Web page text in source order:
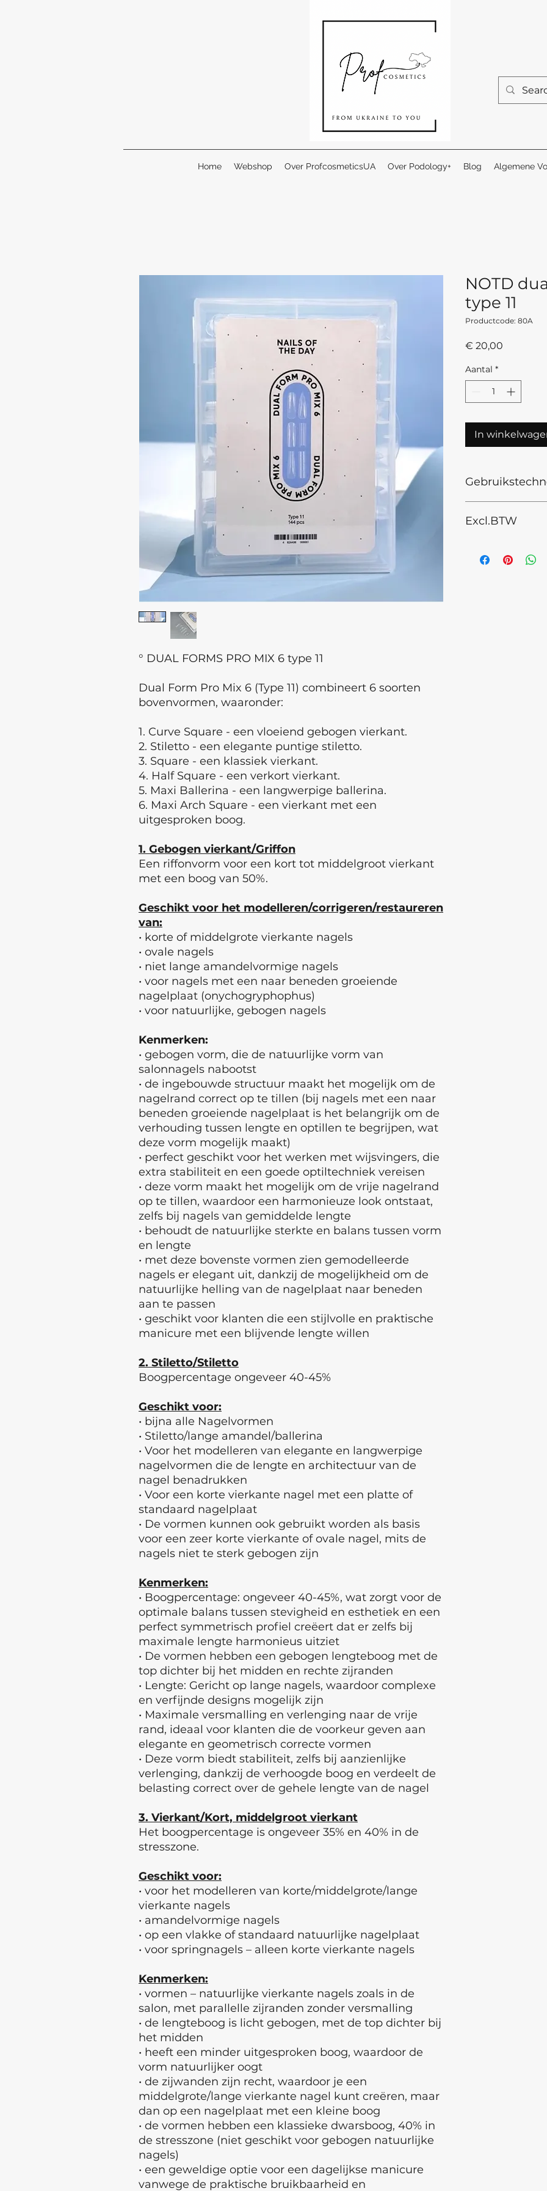
Home Webshop Over ProfcosmeticsUA Over Podology+ Blog Algemene
° DUAL FORMS PRO MIX 6 type 11
Dual Form Pro Mix 6 (Type 11) combineert 6 soorten
bovenvormen, waaronder:
1. Curve Square - een vloeiend gebogen vierkant.
2. Stiletto - een elegante puntige stiletto.
3. Square - een klassiek vierkant.
4. Half Square - een verkort vierkant.
5. Maxi Ballerina - een langwerpige ballerina.
6. Maxi Arch Square - een vierkant met een
uitgesproken boog.
1. Gebogen vierkant/Griffon
Een riffonvorm voor een kort tot middelgroot vierkant
met een boog van 50%.
Geschikt voor het modelleren/corrigeren/restaureren
van:
• korte of middelgrote vierkante nagels
• ovale nagels
• niet lange amandelvormige nagels
• voor nagels met een naar beneden groeiende
nagelplaat (onychogryphophus)
• voor natuurlijke, gebogen nagels
Kenmerken:
• gebogen vorm, die de natuurlijke vorm van
salonnagels nabootst
• de ingebouwde structuur maakt het mogelijk om de
nagelrand correct op te tillen (bij nagels met een naar
beneden groeiende nagelplaat is het belangrijk om de
verhouding tussen lengte en optillen te begrijpen, wat
deze vorm mogelijk maakt)
• perfect geschikt voor het werken met wijsvingers, die
extra stabiliteit en een goede optiltechniek vereisen
• deze vorm maakt het mogelijk om de vrije nagelrand
op te tillen, waardoor een harmonieuze look ontstaat,
zelfs bij nagels van gemiddelde lengte
• behoudt de natuurlijke sterkte en balans tussen vorm
en lengte
• met deze bovenste vormen zien gemodelleerde
nagels er elegant uit, dankzij de mogelijkheid om de
natuurlijke helling van de nagelplaat naar beneden
aan te passen
• geschikt voor klanten die een stijlvolle en praktische
manicure met een blijvende lengte willen
2. Stiletto/Stiletto
Boogpercentage ongeveer 40-45%
Geschikt voor:
• bijna alle Nagelvormen
• Stiletto/lange amandel/ballerina
• Voor het modelleren van elegante en langwerpige
nagelvormen die de lengte en architectuur van de
nagel benadrukken
• Voor een korte vierkante nagel met een platte of
standaard nagelplaat
• De vormen kunnen ook gebruikt worden als basis
voor een zeer korte vierkante of ovale nagel, mits de
nagels niet te sterk gebogen zijn
Kenmerken:
• Boogpercentage: ongeveer 40-45%, wat zorgt voor de
optimale balans tussen stevigheid en esthetiek en een
perfect symmetrisch profiel creëert dat er zelfs bij
maximale lengte harmonieus uitziet
• De vormen hebben een gebogen lengteboog met de
top dichter bij het midden en rechte zijranden
• Lengte: Gericht op lange nagels, waardoor complexe
en verfijnde designs mogelijk zijn
• Maximale versmalling en verlenging naar de vrije
rand, ideaal voor klanten die de voorkeur geven aan
elegante en geometrisch correcte vormen
• Deze vorm biedt stabiliteit, zelfs bij aanzienlijke
verlenging, dankzij de verhoogde boog en verdeelt de
belasting correct over de gehele lengte van de nagel
3. Vierkant/Kort, middelgroot vierkant
Het boogpercentage is ongeveer 35% en 40% in de
stresszone.
Geschikt voor:
• voor het modelleren van korte/middelgrote/lange
vierkante nagels
• amandelvormige nagels
• op een vlakke of standaard natuurlijke nagelplaat
• voor springnagels – alleen korte vierkante nagels
Kenmerken:
• vormen – natuurlijke vierkante nagels zoals in de
salon, met parallelle zijranden zonder versmalling
• de lengteboog is licht gebogen, met de top dichter bij
het midden
• heeft een minder uitgesproken boog, waardoor de
vorm natuurlijker oogt
• de zijwanden zijn recht, waardoor je een
middelgrote/lange vierkante nagel kunt creëren, maar
dan op een nagelplaat met een kleine boog
• de vormen hebben een klassieke dwarsboog, 40% in
de stresszone (niet geschikt voor gebogen natuurlijke
nagels)
• een geweldige optie voor een dagelijkse manicure
vanwege de praktische bruikbaarheid en
NOTD
type 11
Productcode: 80A
€ 20,00
Aantal *
In
Ontvet de
elastische
Excl.BTW